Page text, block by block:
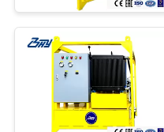
VIAJE
FÁBRICA
Corte
tubo y
bisela